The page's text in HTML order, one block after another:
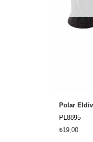
Polar
PL8895
₺19,00